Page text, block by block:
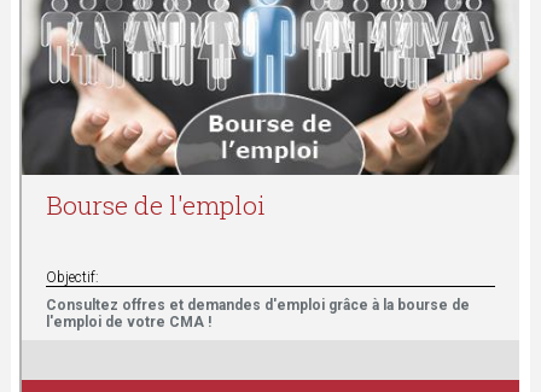
s
ê
Bourse de l'emploi
Objectif:
Consultez offres et demandes d'emploi grâce à la bourse de
l'emploi de votre CMA !